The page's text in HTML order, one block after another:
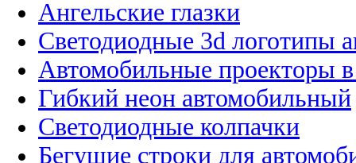
Ангельские глазки
Светодиодные 3d логотипы
Автомобильные проекторы
Гибкий неон автомобильный
Светодиодные колпачки
Бегущие строки для